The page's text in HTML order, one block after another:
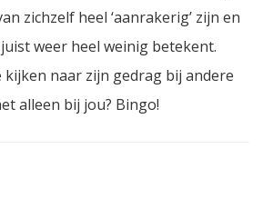
zichzelf heel ‘aanrakerig’ zijn en
weer heel weinig betekent.
naar zijn gedrag bij andere
alleen bij jou? Bingo!